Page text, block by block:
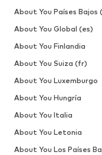
About You Países Bajos
About You Global (es)
About You Finlandia
About You Suiza (fr)
About You Luxemburgo
About You Hungría
About You Italia
About You Letonia
About You Los Países